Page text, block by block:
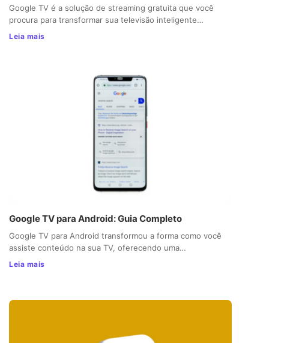
Google TV é a solução de streaming gratuita que você
procura para transformar sua televisão inteligente…
Leia mais
Google TV para Android: Guia Completo
Google TV para Android transformou a forma como você
assiste conteúdo na sua TV, oferecendo uma…
Leia mais